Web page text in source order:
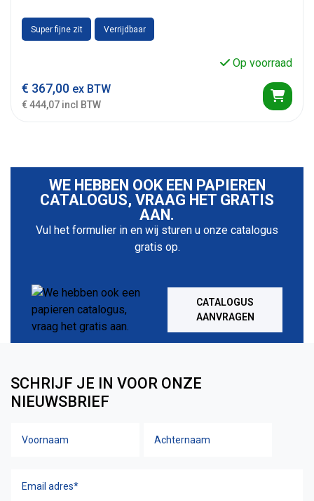
Super fijne zit Verrijdbaar
Op voorraad
€ 367,00 ex BTW
€ 444,07 incl BTW
WE HEBBEN OOK EEN PAPIEREN
CATALOGUS, VRAAG HET GRATIS
AAN.
Vul het formulier in en wij sturen u onze catalogus
gratis op.
CATALOGUS
AANVRAGEN
SCHRIJF JE IN VOOR ONZE
NIEUWSBRIEF
Naam
adres(Vereist)